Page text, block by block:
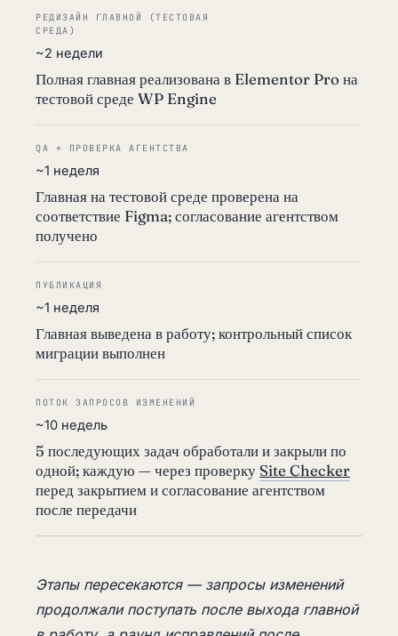
РЕДИЗАЙН ГЛАВНОЙ (ТЕСТОВАЯ
СРЕДА)
~2 недели
Полная главная реализована в Elementor Pro на
тестовой среде WP Engine
QA + ПРОВЕРКА АГЕНТСТВА
~1 неделя
Главная на тестовой среде проверена на
соответствие Figma; согласование агентством
получено
ПУБЛИКАЦИЯ
~1 неделя
Главная выведена в работу; контрольный список
миграции выполнен
ПОТОК ЗАПРОСОВ ИЗМЕНЕНИЙ
~10 недель
5 последующих задач обработали и закрыли по
одной; каждую — через проверку Site Checker
перед закрытием и согласование агентством
после передачи
Этапы пересекаются — запросы изменений
продолжали поступать после выхода главной